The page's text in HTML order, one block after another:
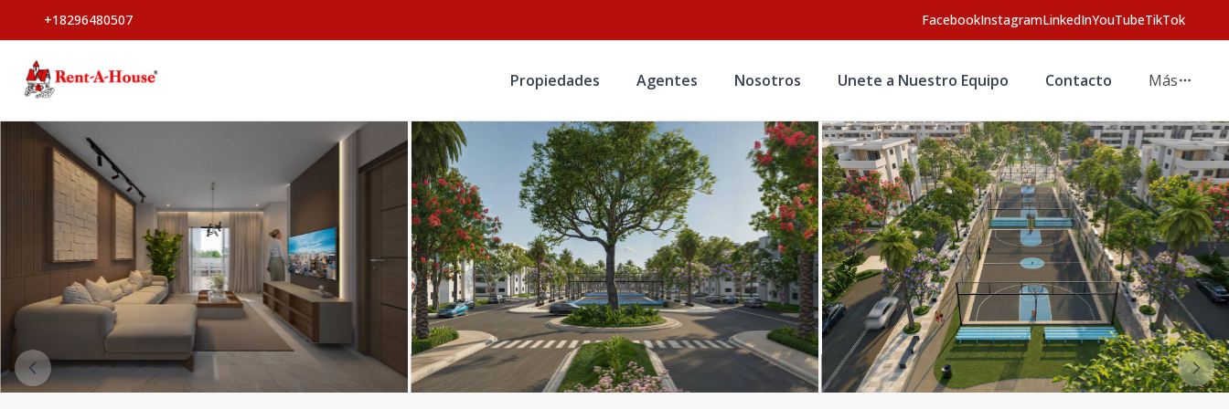
+18296480507 FacebookInstagramLinkedInYouTubeTikTok
Propiedades Agentes Nosotros Unete a Nuestro Equipo Contacto Más